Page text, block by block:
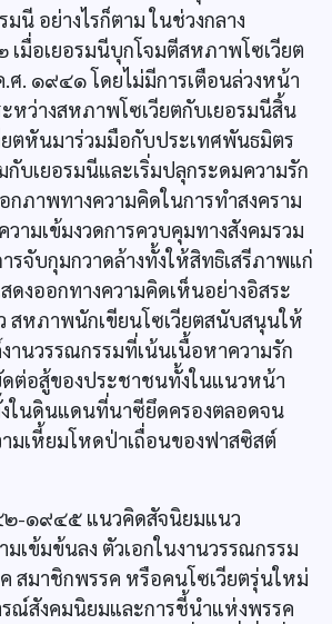
มนี อย่างไรก็ตาม ในช่วงกลาง
เมื่อเยอรมนีบุกโจมตีสหภาพโซเวียต
ศ. ๑๙๔๑ โดยไม่มีการเตือนล่วงหน้า
หว่างสหภาพโซเวียตกับเยอรมนีสิ้น
ตหันมาร่วมมือกับประเทศพันธมิตร
บเยอรมนีและเริ่มปลุกระดมความรัก
กภาพทางความคิดในการทำสงคราม
ามเข้มงวดการควบคุมทางสังคมรวม
รจับกุมกวาดล้างทั้งให้สิทธิเสรีภาพแก่
ดงออกทางความคิดเห็นอย่างอิสระ
สหภาพนักเขียนโซเวียตสนับสนุนให้
านวรรณกรรมที่เน้นเนื้อหาความรัก
ต่อสู้ของประชาชนทั้งในแนวหน้า
ในดินแดนที่นาซียึดครองตลอดจน
มเหี้ยมโหดป่าเถื่อนของฟาสซิสต์
๒-๑๙๔๕ แนวคิดสัจนิยมแนว
เข้มข้นลง ตัวเอกในงานวรรณกรรม
สมาชิกพรรค หรือคนโซเวียตรุ่นใหม่
ณ์สังคมนิยมและการชี้นำแห่งพรรค